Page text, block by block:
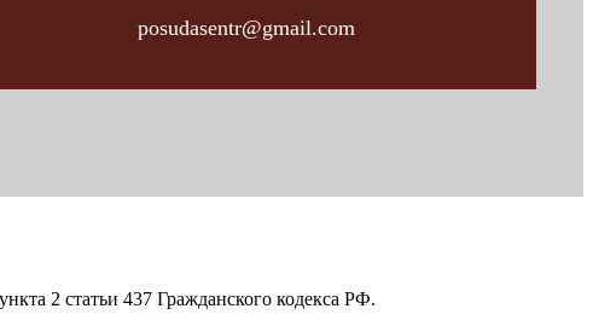
posudasentr@gmail.com
2 статьи 437 Гражданского кодекса РФ.